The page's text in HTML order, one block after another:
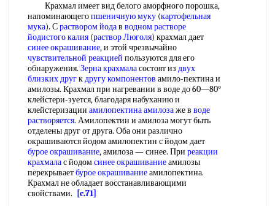
Крахмал имеет вид белого аморфного порошка,
напоминающегопшеничную муку (картофельная
мука). Сраствором йодав водном растворе
йодистого калия (раствор Люголя) крахмал дает
синее окрашивание, и этой чрезвычайно
чувствительной реакцией пользуются для его
обнаружения. Зерна крахмаласостоят из двух
близких другкдругу компонентов амило-пектина и
амилозы. Крахмал при нагревании в воде до 60—80°
клейстери-зуется, благодаря набуханию и
клейстеризации амилопектина амилозаже в воде
растворяется. Амилопектин и амилоза могут быть
отделены друг от друга. Оба они различно
окрашиваются йодом амилопектин с йодом дает
бурое окрашивание, амилоза — синее. При реакции
крахмалас йодомсинее окрашиваниеамилозы
перекрываетбурое окрашиваниеамилопектина.
Крахмал не обладает восстанавливающими
свойствами.
[c.71]